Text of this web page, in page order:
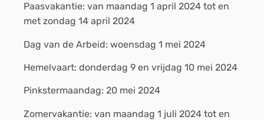
Paasvakantie: van maandag 1 april 2024 tot en
met zondag 14 april 2024
Dag van de Arbeid: woensdag 1 mei 2024
Hemelvaart: donderdag 9 en vrijdag 10 mei 2024
Pinkstermaandag: 20 mei 2024
Zomervakantie: van maandag 1 juli 2024 tot en